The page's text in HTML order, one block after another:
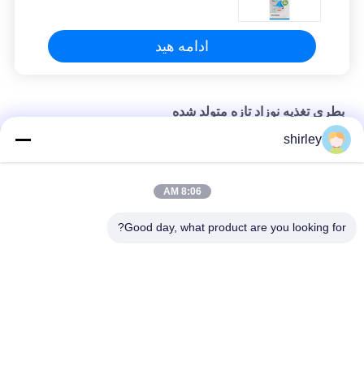
ادامه هید
بطری تغذیه نوزاد تازه متولد شده
بطری تغذیه شیر کودک BPA Free 4oz 125ml PP
shirley
8:06 AM
Good day, what product are you looking for?